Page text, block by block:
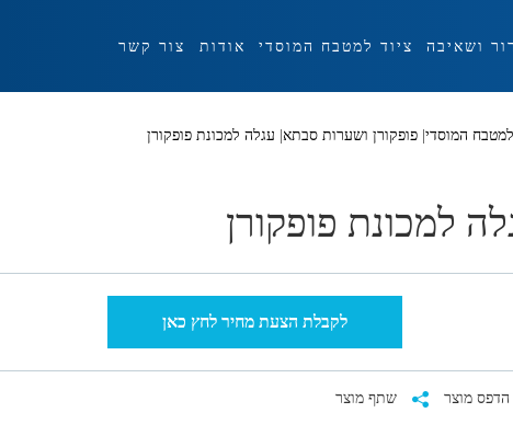
ושאיבה ציוד למטבח המוסדי אודות צור קשר
למטבח המוסדי פופקורן ושערות סבתא עגלה למכונת פופקורן
למכונת פופקורן
לקבלת הצעת מחיר לחץ כאן
הדפס מוצר שתף מוצר